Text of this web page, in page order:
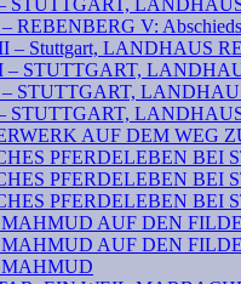
REBENBERG V:
Stuttgart, LANDHAUS
STUTTGART,
STUTTGART,
STUTTGART,
AUF DEM WEG
PFERDELEBEN BEI
PFERDELEBEN BEI
PFERDELEBEN BEI
AUF DEN
AUF DEN